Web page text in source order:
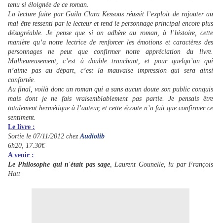
tenu si éloignée de ce roman.
La lecture faite par Guila Clara Kessous réussit l’exploit de rajouter au
mal-être ressenti par le lecteur et rend le personnage principal encore plus
désagréable. Je pense que si on adhère au roman, à l’histoire, cette
manière qu’a notre lectrice de renforcer les émotions et caractères des
personnages ne peut que confirmer notre appréciation du livre.
Malheureusement, c’est à double tranchant, et pour quelqu’un qui
n’aime pas au départ, c’est la mauvaise impression qui sera ainsi
confortée.
Au final, voilà donc un roman qui a sans aucun doute son public conquis
mais dont je ne fais vraisemblablement pas partie. Je pensais être
totalement hermétique à l’auteur, et cette écoute n’a fait que confirmer ce
sentiment.
Le livre :
Sortie le 07/11/2012 chezAudiolib
6h20, 17.30€
A venir :
Le Philosophe qui n'était pas sage, Laurent Gounelle, lu par François
Hatt